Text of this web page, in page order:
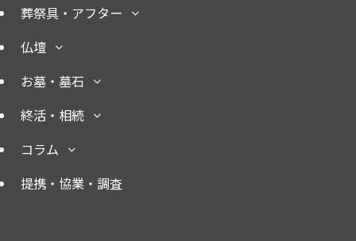
葬祭具・アフター
仏壇
お墓・墓石
終活・相続
コラム
提携・協業・調査